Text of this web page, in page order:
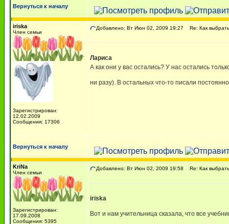
Вернуться к началу
iriska
Член семьи
Зарегистрирован:
12.02.2009
Сообщения: 17306
Добавлено: Вт Июн 02, 2009 19:27 Re: Как
Лариса
А как они у вас остались? У нас остались
ни разу). В остальных что-то писали
Вернуться к началу
KriNa
Член семьи
Зарегистрирован:
17.09.2008
Сообщения: 5395
Добавлено: Вт Июн 02, 2009 19:58 Re: Как
iriska
Вот и нам учительница сказала, что все